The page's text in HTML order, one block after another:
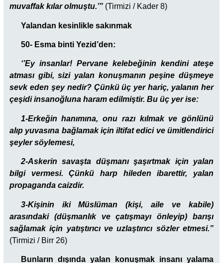
muvaffak kılar olmuştu.’” (Tirmizi / Kader 8)
Yalandan kesinlikle sakınmak
50- Esma binti Yezid’den:
‘’Ey insanlar! Pervane kelebeğinin kendini ateşe
atması gibi, sizi yalan konuşmanın peşine düşmeye
sevk eden şey nedir? Çünkü üç yer hariç, yalanın her
çeşidi insanoğluna haram edilmiştir. Bu üç yer ise:
1-Erkeğin hanımına, onu razı kılmak ve gönlünü
alıp yuvasına bağlamak için iltifat edici ve ümitlendirici
şeyler söylemesi,
2-Askerin savaşta düşmanı şaşırtmak için yalan
bilgi vermesi. Çünkü harp hileden ibarettir, yalan
propaganda caizdir.
3-Kişinin iki Müslüman (kişi, aile ve kabile)
arasındaki (düşmanlık ve çatışmayı önleyip) barışı
sağlamak için yatıştırıcı ve uzlaştırıcı sözler etmesi.”
(Tirmizi / Birr 26)
Bunların dışında yalan konuşmak insanı yalama